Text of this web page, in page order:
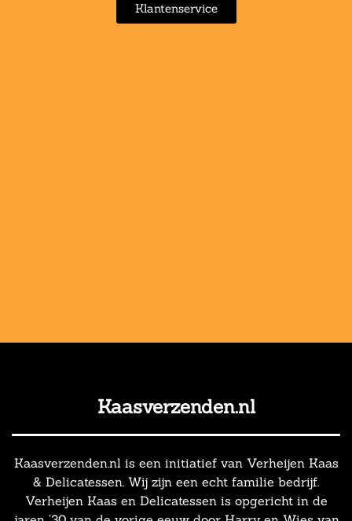
Klantenservice
Kaasverzenden.nl
Kaasverzenden.nl is een initiatief van Verheijen Kaas
& Delicatessen. Wij zijn een echt familie bedrijf.
Verheijen Kaas en Delicatessen is opgericht in de